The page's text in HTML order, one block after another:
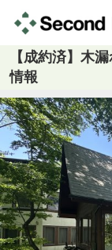
【成約済】木
情報